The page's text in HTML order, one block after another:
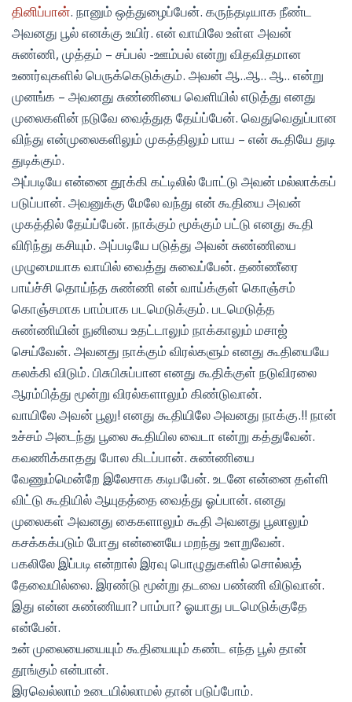
தினிப்பான். நானும் ஒத்துழைப்பேன். கருந்தடியாக நீண்ட
அவனது பூல் எனக்கு உயிர். என் வாயிலே உள்ள அவன்
சுண்ணி, முத்தம் – சப்பல் -ஊம்பல் என்று விதவிதமான
உணர்வுகளில் பெருக்கெடுக்கும். அவன் ஆ..ஆ.. ஆ.. என்று
முனங்க – அவனது சுண்ணியை வெளியில் எடுத்து எனது
முலைகளின் நடுவே வைத்துத தேய்ப்பேன். வெதுவெதுப்பான
விந்து என்முலைகளிலும் முகத்திலும் பாய – என் கூதியே துடி
துடிக்கும்.
அப்படியே என்னை தூக்கி கட்டிலில் போட்டு அவன் மல்லாக்கப்
படுப்பான். அவனுக்கு மேலே வந்து என் கூதியை அவன்
முகத்தில் தேய்ப்பேன். நாக்கும் மூக்கும் பட்டு எனது கூதி
விரிந்து கசியும். அப்படியே படுத்து அவன் சுண்ணியை
முழுமையாக வாயில் வைத்து சுவைப்பேன். தண்ணீரை
பாய்ச்சி தொய்ந்த சுண்ணி என் வாய்க்குள் கொஞ்சம்
கொஞ்சமாக பாம்பாக படமெடுக்கும். படமெடுத்த
சுண்ணியின் நுனியை உதட்டாலும் நாக்காலும் மசாஜ்
செய்வேன். அவனது நாக்கும் விரல்களும் எனது கூதியையே
கலக்கி விடும். பிசுபிசுப்பான எனது கூதிக்குள் நடுவிரலை
ஆரம்பித்து மூன்று விரல்களாலும் கிண்டுவான்.
வாயிலே அவன் பூலு! எனது கூதியிலே அவனது நாக்கு.!! நான்
உச்சம் அடைந்து பூலை கூதியில வைடா என்று கத்துவேன்.
கவணிக்காதது போல கிடப்பான். சுண்ணியை
வேணும்மென்றே இலேசாக கடிபபேன். உடனே என்னை தள்ளி
விட்டு கூதியில் ஆயுதத்தை வைத்து ஓப்பான். எனது
முலைகள் அவனது கைகளாலும் கூதி அவனது பூலாலும்
கசக்கக்படும் போது என்னையே மறந்து உளறுவேன்.
பகலிலே இப்படி என்றால் இரவு பொழுதுகளில் சொல்லத்
தேவையில்லை. இரண்டு மூன்று தடவை பண்ணி விடுவான்.
இது என்ன சுண்ணியா? பாம்பா? ஓயாது படமெடுக்குதே
என்பேன்.
உன் முலையையையும் கூதியையும் கண்ட எந்த பூல் தான்
தூங்கும் என்பான்.
இரவெல்லாம் உடையில்லாமல் தான் படுப்போம்.